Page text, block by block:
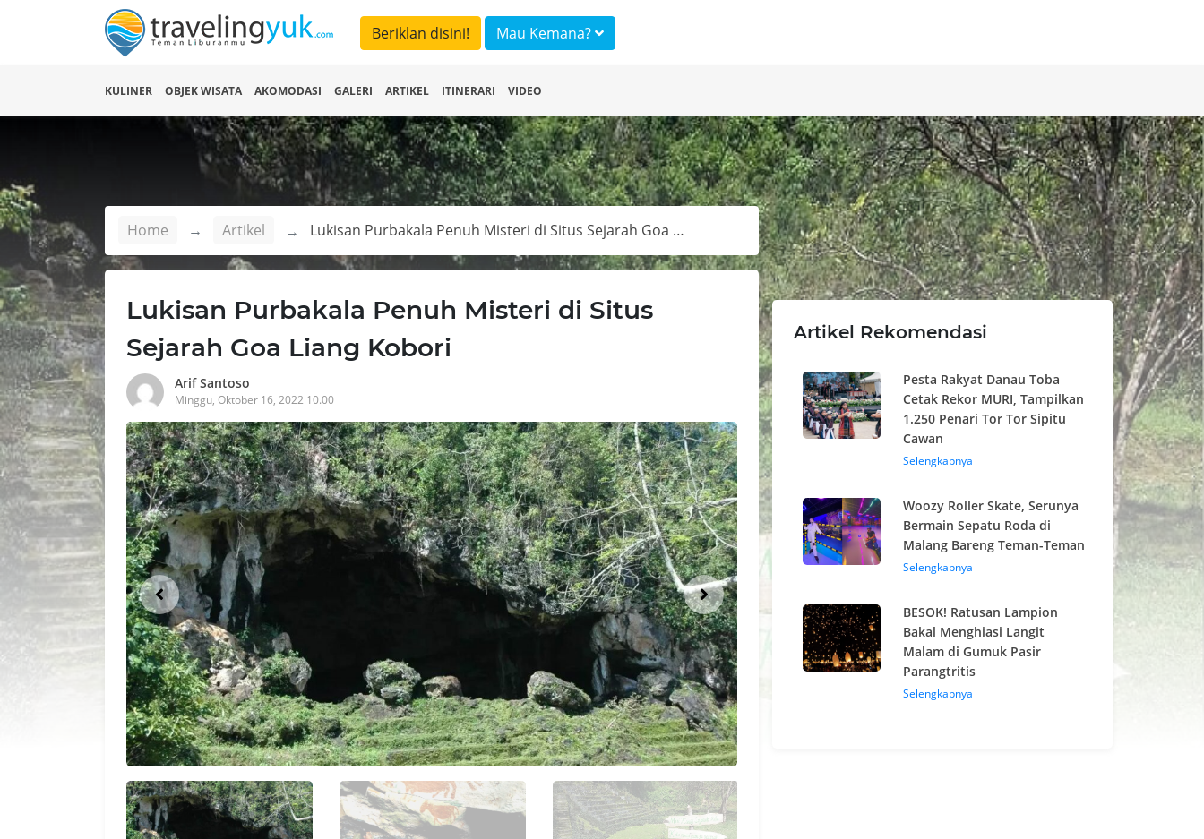
Beriklan disini! Mau Kemana?
KULINER OBJEK WISATA AKOMODASI GALERI ARTIKEL ITINERARI VIDEO
Home Artikel Lukisan Purbakala Penuh Misteri di Situs Sejarah Goa Liang Kobori
Lukisan Purbakala Penuh Misteri di Situs
Sejarah Goa Liang Kobori
Arif Santoso
Minggu, Oktober 16, 2022 10.00
Artikel Rekomendasi
Pesta Rakyat Danau Toba
Cetak Rekor MURI, Tampilkan
1.250 Penari Tor Tor Sipitu
Cawan
Selengkapnya
Woozy Roller Skate, Serunya
Bermain Sepatu Roda di
Malang Bareng Teman-Teman
Selengkapnya
BESOK! Ratusan Lampion
Bakal Menghiasi Langit
Malam di Gumuk Pasir
Parangtritis
Selengkapnya